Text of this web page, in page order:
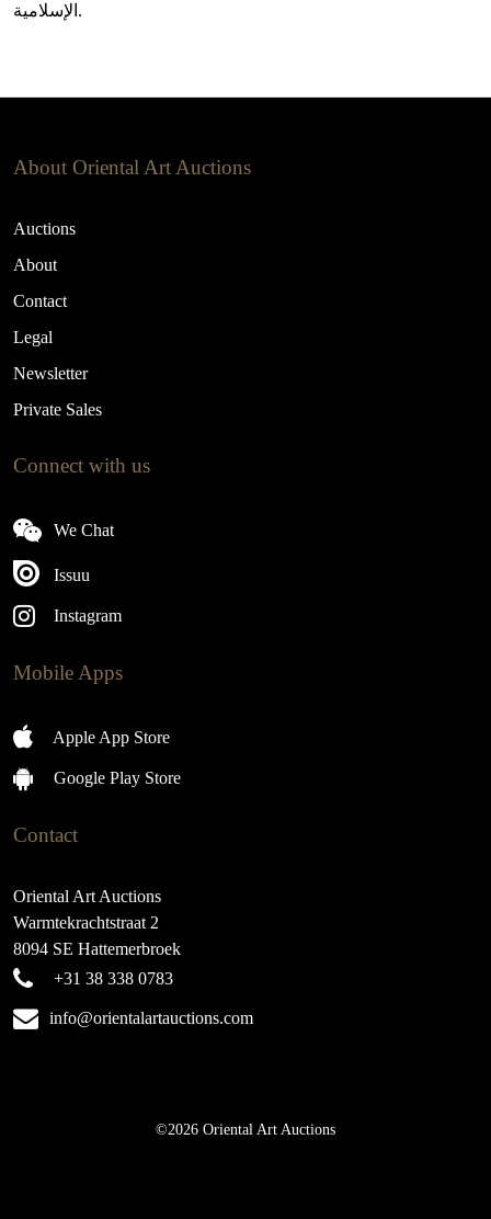
الإسلامية.
About Oriental Art Auctions
Auctions
About
Contact
Legal
Newsletter
Private Sales
Connect with us
We Chat
Issuu
Instagram
Mobile Apps
Apple App Store
Google Play Store
Contact
Oriental Art Auctions
Warmtekrachtstraat 2
8094 SE Hattemerbroek
+31 38 338 0783
info@orientalartauctions.com
©2026 Oriental Art Auctions